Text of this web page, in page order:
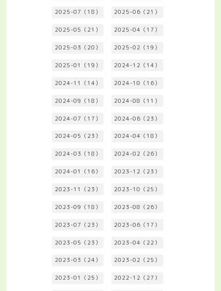
2025-07（18） 2025-06（21）
2025-05（21） 2025-04（17）
2025-03（20） 2025-02（19）
2025-01（19） 2024-12（14）
2024-11（14） 2024-10（16）
2024-09（18） 2024-08（11）
2024-07（17） 2024-06（23）
2024-05（23） 2024-04（18）
2024-03（18） 2024-02（26）
2024-01（16） 2023-12（23）
2023-11（23） 2023-10（25）
2023-09（18） 2023-08（26）
2023-07（23） 2023-06（17）
2023-05（23） 2023-04（22）
2023-03（24） 2023-02（25）
2023-01（25） 2022-12（27）